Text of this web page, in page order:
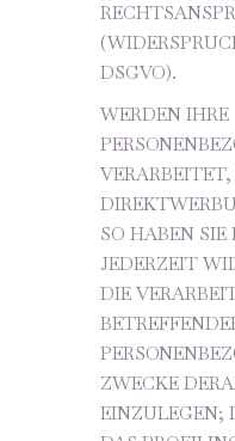
DSGVO).
WERDEN IHRE
SO HABEN SIE
JEDERZEIT
DIE
ZWECKE
EINZULEGEN;